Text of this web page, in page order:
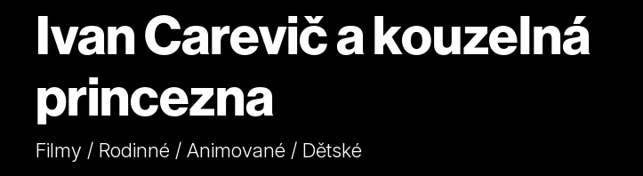
Ivan Carevič a kouzelná
princezna
Filmy / Rodinné / Animované / Dětské